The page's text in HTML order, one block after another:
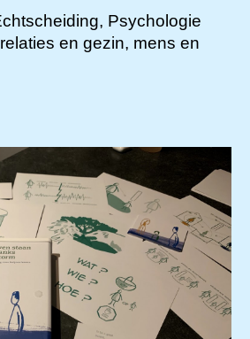
Psychologie
en gezin, mens en